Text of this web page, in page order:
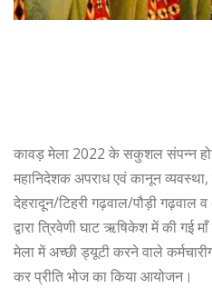
कावड़ मेला 2022 के सकुशल संपन्न
महानिदेशक अपराध एवं कानून
देहरादून/टिहरी गढ़वाल/पौड़ी गढ़वाल
द्वारा त्रिवेणी घाट ऋषिकेश में की गई
मेला में अच्छी ड्यूटी करने वाले
कर प्रीति भोज का किया आयोजन।